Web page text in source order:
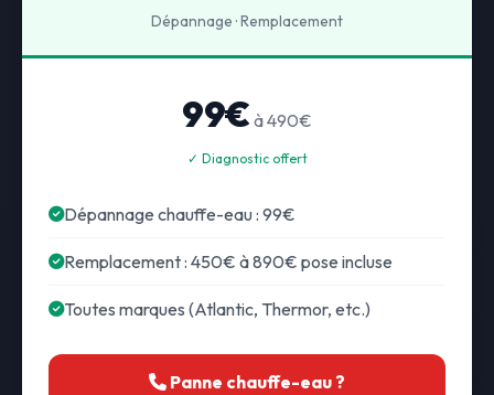
Dépannage · Remplacement
99€ à 490€
✓ Diagnostic offert
Dépannage chauffe-eau : 99€
Remplacement : 450€ à 890€ pose incluse
Toutes marques (Atlantic, Thermor, etc.)
Panne chauffe-eau ?